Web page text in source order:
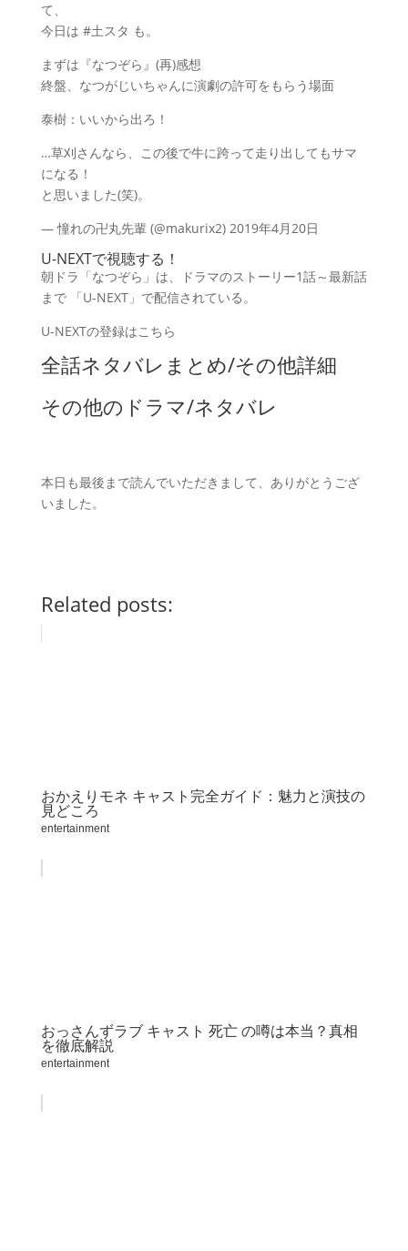
て、
今日は #土スタ も。
まずは『なつぞら』(再)感想
終盤、なつがじいちゃんに演劇の許可をもらう場面
泰樹：いいから出ろ！
…草刈さんなら、この後で牛に跨って走り出してもサマ
になる！
と思いました(笑)。
— 憧れの卍丸先輩 (@makurix2) 2019年4月20日
U-NEXTで視聴する！
朝ドラ「なつぞら」は、ドラマのストーリー1話～最新話
まで
「U-NEXT」 で配信されている。
U-NEXTの登録はこちら
全話ネタバレまとめ/その他詳細
その他のドラマ/ネタバレ
本日も最後まで読んでいただきまして、 ありがとうござ
いました。
Related posts:
おかえりモネ キャスト完全ガイド：魅力と演技の
見どころ
entertainment
おっさんずラブ キャスト 死亡 の噂は本当？真相
を徹底解説
entertainment